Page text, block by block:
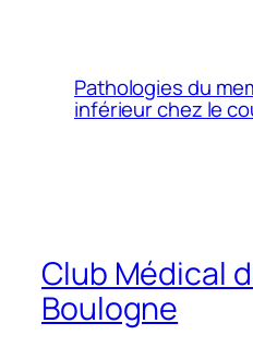
Pathologies du
inférieur chez le
Club Médical
Boulogne